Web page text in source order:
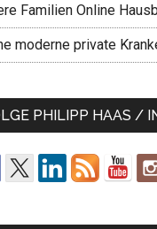
Familien Online
moderne private
PHILIPP HAAS /